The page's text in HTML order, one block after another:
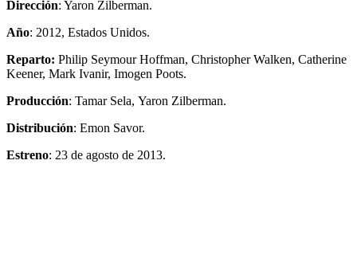
Dirección: Yaron Zilberman.
Año: 2012, Estados Unidos.
Reparto: Philip Seymour Hoffman, Christopher Walken, Catherine
Keener, Mark Ivanir, Imogen Poots.
Producción: Tamar Sela, Yaron Zilberman.
Distribución: Emon Savor.
Estreno: 23 de agosto de 2013.